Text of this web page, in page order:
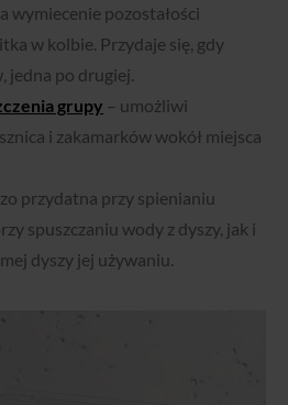
wymiecenie pozostałości
w kolbie. Przydaje się, gdy
jedna po drugiej.
grupy – umożliwi
i zakamarków wokół miejsca
przydatna przy spienianiu
spuszczaniu wody z dyszy, jak i
dyszy jej używaniu.